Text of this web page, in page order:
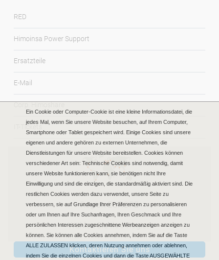
RED
Himoinsa Power Support
Ersatzteile
E-Mail
IT-Tickets
Region EUROPE
Wählen Sie Ihre Region
Kontaktieren Sie uns
Ein Cookie oder Computer-Cookie ist eine kleine Informationsdatei, die
jedes Mal, wenn Sie unsere Website besuchen, auf Ihrem Computer,
Smartphone oder Tablet gespeichert wird. Einige Cookies sind unsere
eigenen und andere gehören zu externen Unternehmen, die
Dienstleistungen für unsere Website bereitstellen. Cookies können
verschiedener Art sein: Technische Cookies sind notwendig, damit
unsere Website funktionieren kann, sie benötigen nicht Ihre
Einwilligung und sind die einzigen, die standardmäßig aktiviert sind. Die
restlichen Cookies werden dazu verwendet, unsere Seite zu
verbessern, sie auf Grundlage Ihrer Präferenzen zu personalisieren
oder um Ihnen auf Ihre Suchanfragen, Ihren Geschmack und Ihre
persönlichen Interessen zugeschnittene Werbeanzeigen anzeigen zu
können. Sie können alle Cookies annehmen, indem Sie auf die Taste
ALLE ZULASSEN klicken, deren Nutzung annehmen oder ablehnen,
indem Sie die einzelnen Cookies und dann die Taste AUSGEWÄHLTE